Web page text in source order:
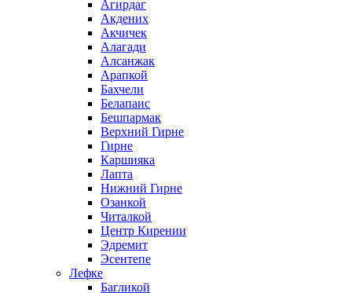
Агирдаг
Акдених
Акчичек
Алагади
Алсанжак
Арапкой
Бахчели
Белапаис
Бешпармак
Верхний Гирне
Гирне
Каршияка
Лапта
Нижний Гирне
Озанкой
Читалкой
Центр Кирении
Эдремит
Эсентепе
Лефке
Багликой